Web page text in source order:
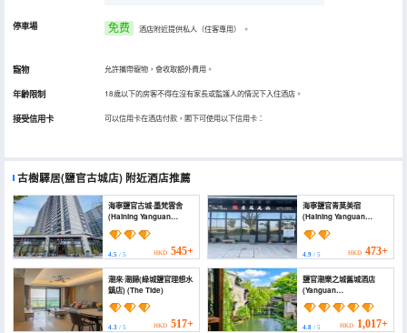
停車場 免费 酒店附近提供私人（住客專用） 。
寵物 允許攜帶寵物，會收取額外費用。
年齡限制 18歲以下的房客不得在沒有家長或監護人的情況下入住酒店。
接受信用卡 可以信用卡在酒店付款，閣下可使用以下信用卡：
古樹驛居(鹽官古城店) 附近酒店推薦
海寧鹽官古城·墨梵雲舍
(Haining Yanguan
Yun She)
4.5 / 5 HKD 545+
海寧鹽官青莫美宿
(Haining Yanguan
4.9/ 5 HKD 473+
潮來·潮歸(綠城鹽官理想水
鎮店) (The Tide)
4.3 / 5 HKD 517+
鹽官潮樂之城舊城酒店
(Yanguan
Chaolezhicheng Old
Town Hotel)
4.8/ 5 HKD 1,017+